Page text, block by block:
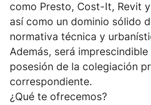
como Presto, Cost-It, Revit
así como un dominio sólido
normativa técnica y
Además, será imprescindible
posesión de la colegiación
correspondiente.
¿Qué te ofrecemos?